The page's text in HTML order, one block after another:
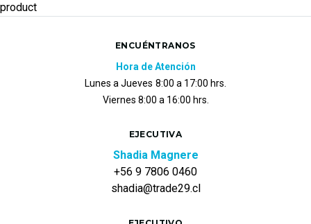
product
ENCUÉNTRANOS
Hora de Atención
Lunes a Jueves 8:00 a 17:00 hrs.
Viernes 8:00 a 16:00 hrs.
EJECUTIVA
Shadia Magnere
+56 9 7806 0460
shadia@trade29.cl